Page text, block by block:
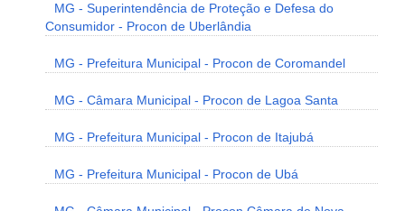
MG - Superintendência de Proteção e Defesa do
Consumidor - Procon de Uberlândia
MG - Prefeitura Municipal - Procon de Coromandel
MG - Câmara Municipal - Procon de Lagoa Santa
MG - Prefeitura Municipal - Procon de Itajubá
MG - Prefeitura Municipal - Procon de Ubá